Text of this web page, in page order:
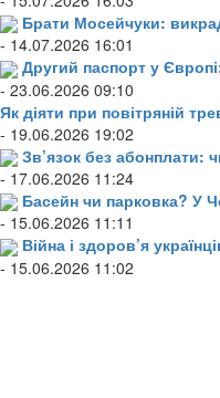
Брати Мосейчуки:
- 14.07.2026 16:01
Другий паспорт у
- 23.06.2026 09:10
Як діяти при повітряній
- 19.06.2026 19:02
Зв’язок без абонплати:
- 17.06.2026 11:24
Басейн чи парковка? У
- 15.06.2026 11:11
Війна і здоров’я
- 15.06.2026 11:02